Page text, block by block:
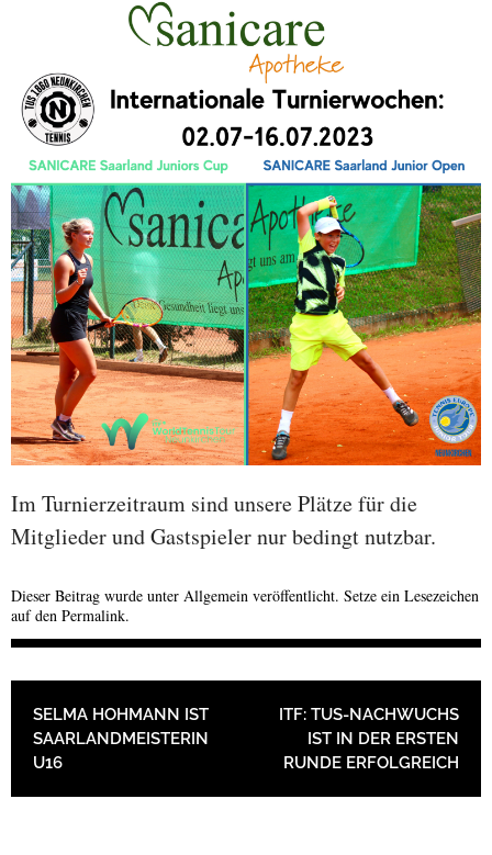
Im Turnierzeitraum sind unsere Plätze für die
Mitglieder und Gastspieler nur bedingt nutzbar.
Dieser Beitrag wurde unter Allgemein veröffentlicht. Setze ein Lesezeichen
auf den Permalink.
BEITRAGSNAVIGATION
SELMA HOHMANN IST
SAARLANDMEISTERIN
U16
ITF: TUS-NACHWUCHS
IST IN DER ERSTEN
RUNDE ERFOLGREICH